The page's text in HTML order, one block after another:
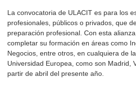
La convocatoria de ULACIT es para los
profesionales, públicos o privados, que
preparación profesional. Con esta
completar su formación en áreas como
Negocios, entre otros, en cualquiera de
Universidad Europea, como son Madrid,
partir de abril del presente año.